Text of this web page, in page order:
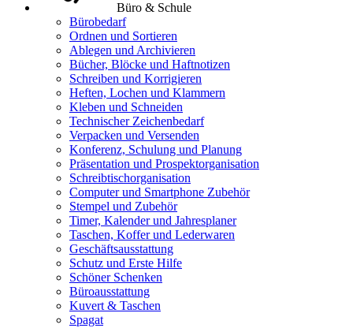
Büro & Schule
Bürobedarf
Ordnen und Sortieren
Ablegen und Archivieren
Bücher, Blöcke und Haftnotizen
Schreiben und Korrigieren
Heften, Lochen und Klammern
Kleben und Schneiden
Technischer Zeichenbedarf
Verpacken und Versenden
Konferenz, Schulung und Planung
Präsentation und Prospektorganisation
Schreibtischorganisation
Computer und Smartphone Zubehör
Stempel und Zubehör
Timer, Kalender und Jahresplaner
Taschen, Koffer und Lederwaren
Geschäftsausstattung
Schutz und Erste Hilfe
Schöner Schenken
Büroausstattung
Kuvert & Taschen
Spagat